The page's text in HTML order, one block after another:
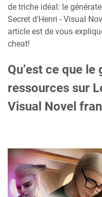
de triche idéal: le
Secret d'Henri - Visual
article est de vous
cheat!
Qu’est ce que
ressources sur
Visual Novel